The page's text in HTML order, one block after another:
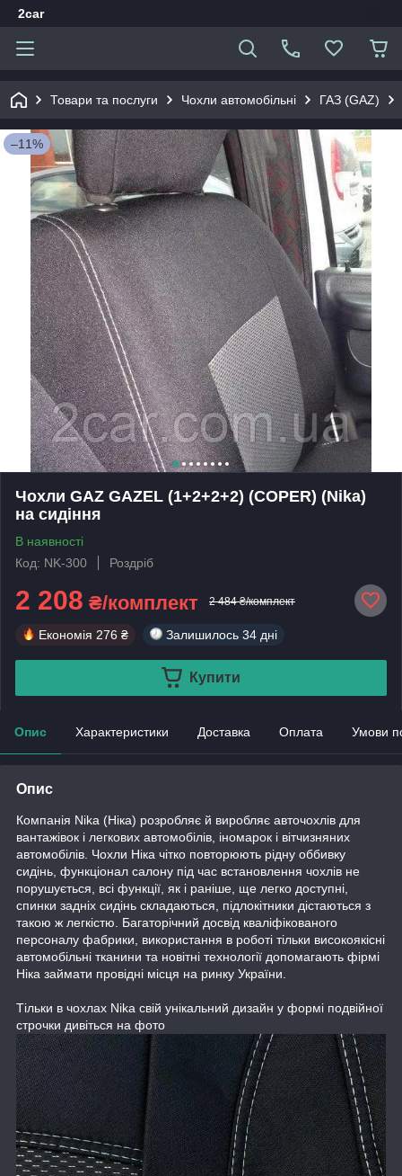
2car
Товари та послуги Чохли автомобільні ГАЗ (GAZ)
–11%
Чохли GAZ GAZEL (1+2+2+2) (COPER) (Nika)
на сидіння
В наявності
Код: NK-300
Роздріб
2 208 ₴/комплект 2 484 ₴/комплект
Економія 276 ₴ Залишилось 34 дні
Купити
Опис Характеристики Доставка Оплата Умови
Опис
Компанія Nika (Ніка) розробляє й виробляє авточохлів для
вантажівок і легкових автомобілів, іномарок і вітчизняних
автомобілів. Чохли Ніка чітко повторюють рідну оббивку
сидінь, функціонал салону під час встановлення чохлів не
порушується, всі функції, як і раніше, ще легко доступні,
спинки задніх сидінь складаються, підлокітники дістаються з
такою ж легкістю. Багаторічний досвід кваліфікованого
персоналу фабрики, використання в роботі тільки високоякісні
автомобільні тканини та новітні технології допомагають фірмі
Ніка займати провідні місця на ринку України.
Тільки в чохлах Nika свій унікальний дизайн у формі подвійної
строчки дивіться на фото